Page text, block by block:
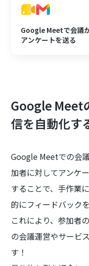
Google Meetで会議
アンケートを送る
Google Meet
信を自動化す
Google Meetでの会
加者に対してアンケ
することで、手作業
的にフィードバック
これにより、参加者
の会議運営やサービ
す！